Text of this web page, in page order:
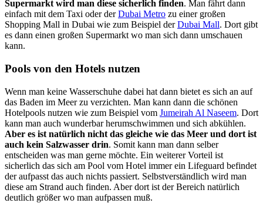
Supermarkt wird man diese sicherlich finden. Man fährt dann
einfach mit dem Taxi oder derDubai Metro zu einer großen
Shopping Mall in Dubai wie zum Beispiel derDubai Mall. Dort gibt
es dann einen großen Supermarkt wo man sich dann umschauen
kann.
Pools von den Hotels nutzen
Wenn man keine Wasserschuhe dabei hat dann bietet es sich an auf
das Baden im Meer zu verzichten. Man kann dann die schönen
Hotelpools nutzen wie zum Beispiel vom Jumeirah Al Naseem. Dort
kann man auch wunderbar herumschwimmen und sich abkühlen.
Aber es ist natürlich nicht das gleiche wie das Meer und dort ist
auch kein Salzwasser drin. Somit kann man dann selber
entscheiden was man gerne möchte. Ein weiterer Vorteil ist
sicherlich das sich am Pool vom Hotel immer ein Lifeguard befindet
der aufpasst das auch nichts passiert. Selbstverständlich wird man
diese am Strand auch finden. Aber dort ist der Bereich natürlich
deutlich größer wo man aufpassen muß.